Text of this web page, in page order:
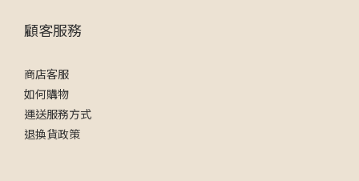
顧客服務
商店客服
如何購物
運送服務方式
退換貨政策